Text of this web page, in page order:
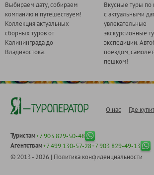
Выбираем дату, собираем
компанию и путешествуем!
Коллекция актуальных
сборных туров от
Калининграда до
Владивостока.
Вкусные туры по
с актуальными
увлекательные
экскурсионные
экспедиции.
поездом,
пешком!
О нас Где
Туристам+7 903 829-50-48
Агентствам+7 499 130-57-28+7 903 829-49-13
© 2013 - 2026 | Политика конфиденциальности